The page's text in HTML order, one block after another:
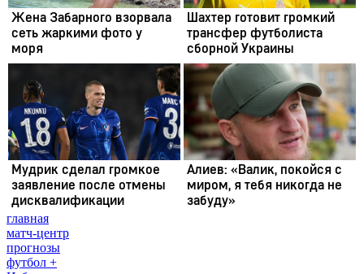
главная
матч-центр
прогнозы
футбол +